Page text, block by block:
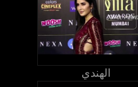
الهندي